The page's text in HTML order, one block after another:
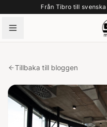
Från Tibro till
Tillbaka till bloggen